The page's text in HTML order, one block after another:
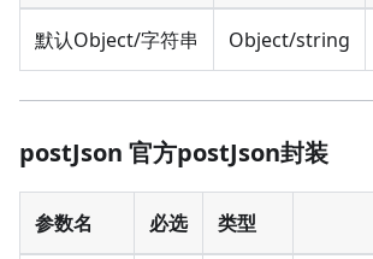
默认Object/字符串 Object/string
postJson 官方postJson封装
参数名 必选 类型